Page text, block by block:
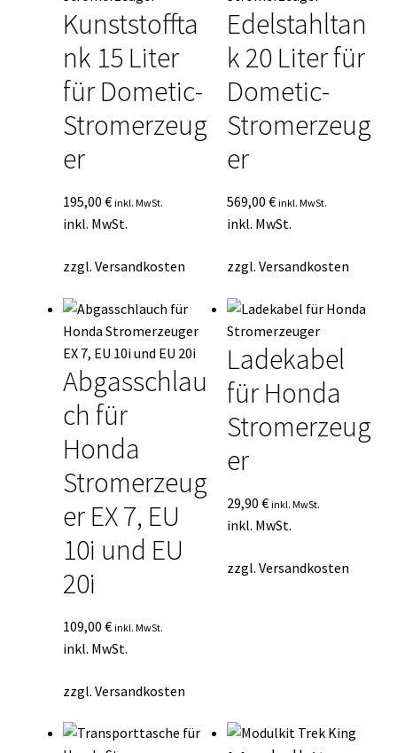
Kunststoffta
nk 15 Liter
für Dometic-
Stromerzeug
er
195,00 € inkl. MwSt.
inkl. MwSt.
zzgl. Versandkosten
Edelstahltan
k 20 Liter für
Dometic-
Stromerzeug
er
569,00€ inkl. MwSt.
inkl. MwSt.
zzgl.Versandkosten
Abgasschlau
ch für
Honda
Stromerzeug
er EX 7, EU
10i und EU
20i
109,00 € inkl. MwSt.
inkl. MwSt.
zzgl. Versandkosten
Ladekabel
für Honda
Stromerzeug
er
29,90€ inkl. MwSt.
inkl. MwSt.
zzgl.Versandkosten